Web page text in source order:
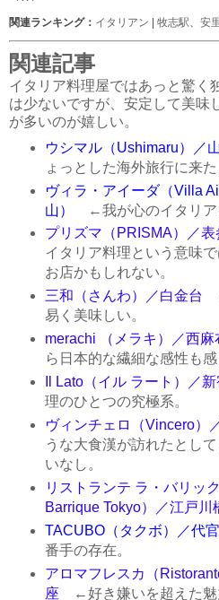
関連ランキング： イタリアン | 牧志駅 安
関連記事
イタリア料理屋ではあっと驚く
は少ないですが、安定して美味
が多いのが嬉しい。
ウシマル（Ushimaru）／
ょっとした海外旅行に来た
ヴィラ・アイーダ（Villa
山）
←我が心のイタリア
プリズマ（PRISMA）／表
イタリア料理という意味
お店かもしれない。
三和（さんわ）／白金台
易く美味しい。
merachi （メラキ）／西麻
ら日本的な繊細な感性も感
Il Lato（イル ラート）／
理のひとつの究極系。
ヴィンチェロ（Vincero）
うな大食漢が訪れたとし
いなし。
リストランテ ラ・バリッ
Barrique Tokyo）／江戸川
TACUBO（タクボ）／代
番手の存在。
アロマフレスカ（
座 ←好き嫌いを超えた魅